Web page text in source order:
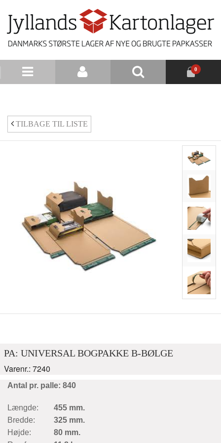
0
TILBAGE TIL LISTE
PA: UNIVERSAL BOGPAKKE B-BØLGE
Varenr.: 7240
Antal pr. palle: 840
Længde:
455 mm.
Bredde:
325 mm.
Højde:
80 mm.